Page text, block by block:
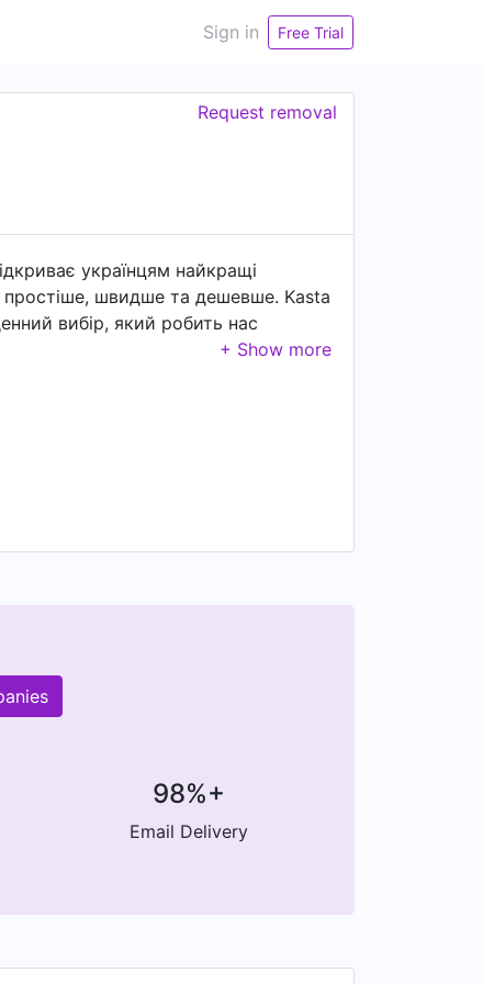
Sign in Free Trial
Request removal
українцям найкращі
швидше та дешевше. Kasta
вибір, який робить нас
А Kasta – це та відправна точка, з
98%+
Email Delivery